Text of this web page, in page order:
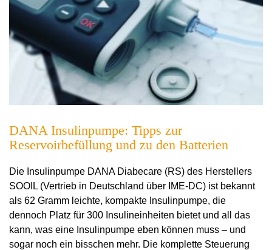
DANA Insulinpumpe: Tipps zur
Reservoirbefüllung und zu den Batterien
Die Insulinpumpe DANA Diabecare (RS) des Herstellers
SOOIL (Vertrieb in Deutschland über IME-DC) ist bekannt
als 62 Gramm leichte, kompakte Insulinpumpe, die
dennoch Platz für 300 Insulineinheiten bietet und all das
kann, was eine Insulinpumpe eben können muss – und
sogar noch ein bisschen mehr. Die komplette Steuerung